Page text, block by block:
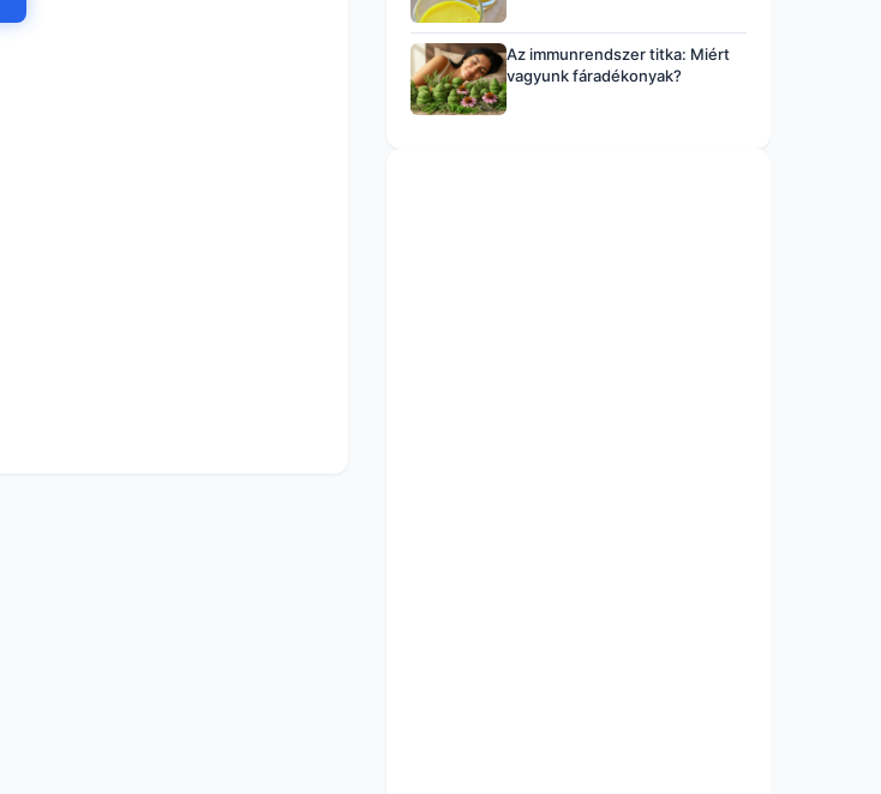
Az immunrendszer titka: Miért
vagyunk fáradékonyak?